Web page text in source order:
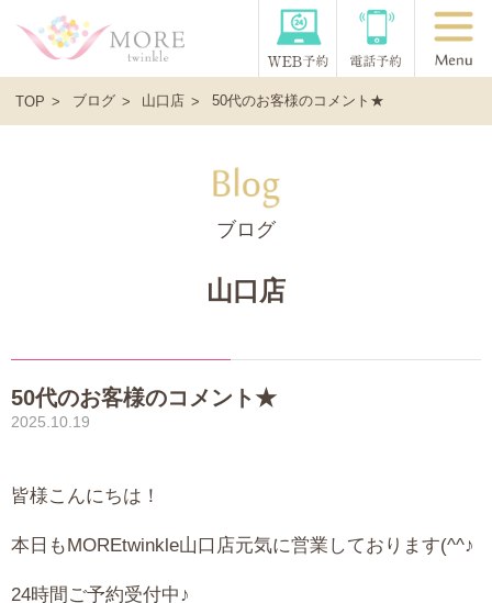
TOP ブログ 山口店 50代のお客様のコメント★
ブログ
山口店
50代のお客様のコメント★
2025.10.19
皆様こんにちは！
本日もMOREtwinkle山口店元気に営業しております(^^♪
24時間ご予約受付中♪